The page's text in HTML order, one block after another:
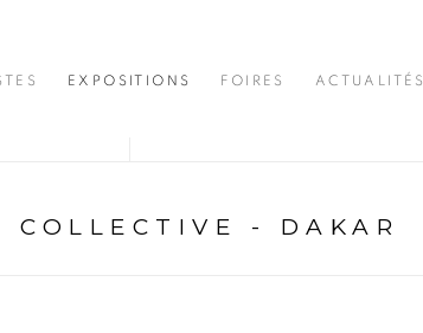
EXPOSITIONS FOIRES ACTUALITÉS
COLLECTIVE - DAKAR